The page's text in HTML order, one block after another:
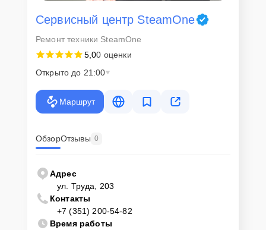
Сервисный центр SteamOne
Ремонт техники SteamOne
5,00 оценки
Открыто до 21:00
Маршрут
ОбзорОтзывы 0
Адрес
ул. Труда, 203
Контакты
+7 (351) 200-54-82
Время работы